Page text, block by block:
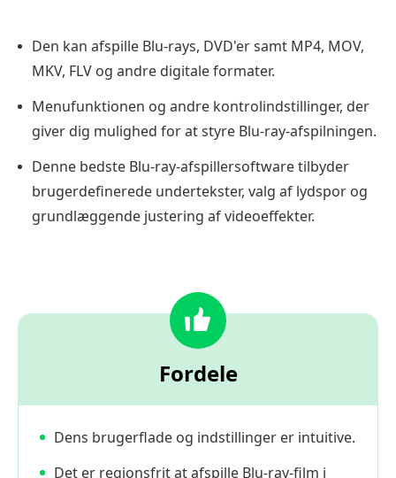
Den kan afspille Blu-rays, DVD'er samt MP4, MOV,
MKV, FLV og andre digitale formater.
Menufunktionen og andre kontrolindstillinger, der
giver dig mulighed for at styre Blu-ray-afspilningen.
Denne bedste Blu-ray-afspillersoftware tilbyder
brugerdefinerede undertekster, valg af lydspor og
grundlæggende justering af videoeffekter.
Fordele
Dens brugerflade og indstillinger er intuitive.
Det er regionsfrit at afspille Blu-ray-film i